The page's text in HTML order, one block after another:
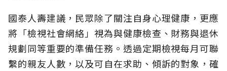
國泰人壽建議，民眾除了關注自身心理健康，更應
將「檢視社會網絡」視為與健康檢查、財務與退休
規劃同等重要的準備任務。透過定期檢視每月可聯
繫的親友人數，以及可自在求助、傾訴的對象，確